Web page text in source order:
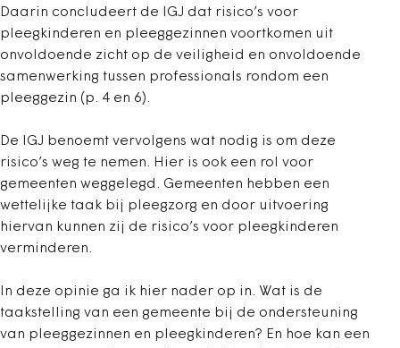
Daarin concludeert de IGJ dat risico’s voor
pleegkinderen en pleeggezinnen voortkomen uit
onvoldoende zicht op de veiligheid en onvoldoende
samenwerking tussen professionals rondom een
pleeggezin (p. 4 en 6).
De IGJ benoemt vervolgens wat nodig is om deze
risico’s weg te nemen. Hier is ook een rol voor
gemeenten weggelegd. Gemeenten hebben een
wettelijke taak bij pleegzorg en door uitvoering
hiervan kunnen zij de risico’s voor pleegkinderen
verminderen.
In deze opinie ga ik hier nader op in. Wat is de
taakstelling van een gemeente bij de ondersteuning
van pleeggezinnen en pleegkinderen? En hoe kan een